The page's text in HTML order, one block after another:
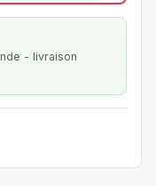
- livraison